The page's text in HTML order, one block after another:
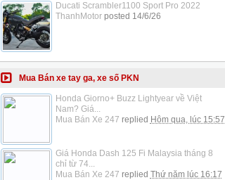
Ducati Scrambler1100 Sport Pro 2022
ThanhMotorposted 14/6/26
Mua Bán xe tay ga, xe số PKN
Honda Giorno+ Buzz Lightyear về Việt
Nam? Giá...
Mua Bán Xe 247 replied Hôm qua, lúc 15:57
Giá Honda Dash 125 Fi Malaysia tháng 8
chỉ từ 74...
Mua Bán Xe 247 replied Thứ năm lúc 16:17